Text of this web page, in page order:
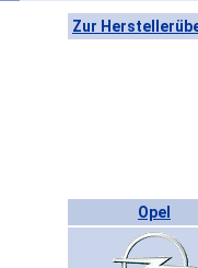
Zur
Opel